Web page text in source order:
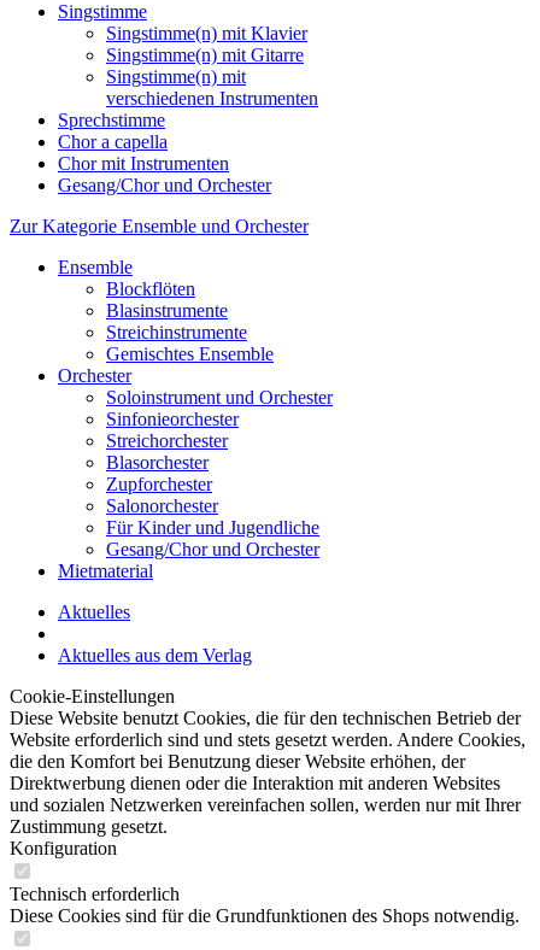
Singstimme
Singstimme(n) mit Klavier
Singstimme(n) mit Gitarre
Singstimme(n) mit
verschiedenen Instrumenten
Sprechstimme
Chor a capella
Chor mit Instrumenten
Gesang/Chor und Orchester
Zur Kategorie Ensemble und Orchester
Ensemble
Blockflöten
Blasinstrumente
Streichinstrumente
Gemischtes Ensemble
Orchester
Soloinstrument und Orchester
Sinfonieorchester
Streichorchester
Blasorchester
Zupforchester
Salonorchester
Für Kinder und Jugendliche
Gesang/Chor und Orchester
Mietmaterial
Aktuelles
Aktuelles aus dem Verlag
Cookie-Einstellungen
Diese Website benutzt Cookies, die für den technischen Betrieb der
Website erforderlich sind und stets gesetzt werden. Andere Cookies,
die den Komfort bei Benutzung dieser Website erhöhen, der
Direktwerbung dienen oder die Interaktion mit anderen Websites
und sozialen Netzwerken vereinfachen sollen, werden nur mit Ihrer
Zustimmung gesetzt.
Konfiguration
Technisch erforderlich
Diese Cookies sind für die Grundfunktionen des Shops notwendig.